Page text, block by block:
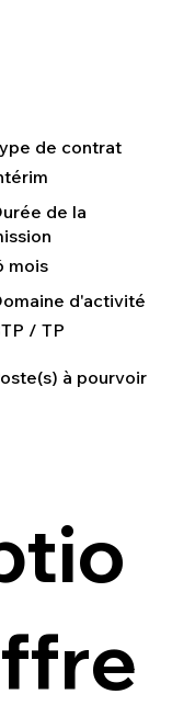
d'activité
/ TP
à pourvoir
de contrat
de la
mois